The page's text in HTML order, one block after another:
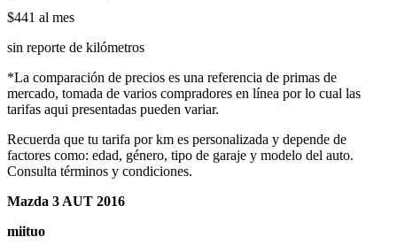
$441 al mes
sin reporte de kilómetros
*La comparación de precios es una referencia de primas de
mercado, tomada de varios compradores en línea por lo cual las
tarifas aqui presentadas pueden variar.
Recuerda que tu tarifa por km es personalizada y depende de
factores como: edad, género, tipo de garaje y modelo del auto.
Consulta términos y condiciones.
Mazda 3 AUT 2016
miituo